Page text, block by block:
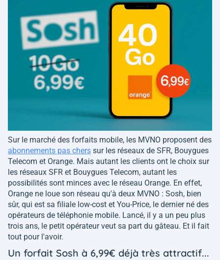
Sur le marché des forfaits mobile, les MVNO proposent des
abonnements pas chers sur les réseaux de SFR, Bouygues
Telecom et Orange. Mais autant les clients ont le choix sur
les réseaux SFR et Bouygues Telecom, autant les
possibilités sont minces avec le réseau Orange. En effet,
Orange ne loue son réseau qu'à deux MVNO : Sosh, bien
sûr, qui est sa filiale low-cost et You-Price, le dernier né des
opérateurs de téléphonie mobile. Lancé, il y a un peu plus
trois ans, le petit opérateur veut sa part du gâteau. Et il fait
tout pour l'avoir.
Un forfait Sosh à 6,99€ déjà très attractif...